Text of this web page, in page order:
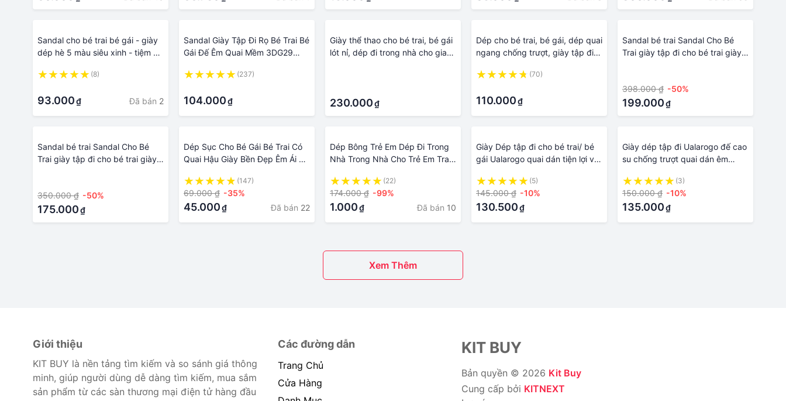
Sandal cho bé trai bé gái - giày
dép hè 5 màu siêu xinh - tiệm đồ
(8)
93.000₫ Đã bán 2
Sandal Giày Tập Đi Rọ Bé Trai Bé
Gái Đế Êm Quai Mềm 3DG29
cm
(237)
104.000₫
Giày thể thao cho bé trai, bé gái
lót nỉ, dép đi trong nhà cho gia
230.000₫
Dép cho bé trai, bé gái, dép quai
ngang chống trượt, giày tập đi
(70)
110.000₫
Sandal bé trai Sandal Cho Bé
Trai giày tập đi cho bé trai giày
quai ngang Dép sandal quai hậu
hè cho bé trai và bé gái chất cao
su mềm êm chân đi học đi chơi
398.000 ₫ -50%
199.000₫
Sandal bé trai Sandal Cho Bé
Trai giày tập đi cho bé trai giày
quai ngang Dép sandal quai hậu
hè cho bé trai và bé gái chất cao
su mềm êm chân đi học đi chơi
350.000 ₫ -50%
175.000₫
Dép Sục Cho Bé Gái Bé Trai Có
Quai Hậu Giày Bền Đẹp Êm Ái Có
(147)
69.000 ₫ -35%
45.000₫ Đã bán 22
Dép Bông Trẻ Em Dép Đi Trong
Nhà Trong Nhà Cho Trẻ Em Trai
Bông Gót Chân Bọc Em Bé Gia
Đình Lông Chống Trượt
(22)
174.000 ₫ -99%
1.000₫ Đã bán 10
Giày Dép tập đi cho bé trai/ bé
gái Ualarogo quai dán tiện lợi vải
nghĩnh
(5)
145.000 ₫ -10%
130.500₫
Giày dép tập đi Ualarogo đế cao
su chống trượt quai dán êm
(3)
150.000 ₫ -10%
135.000₫
Xem Thêm
Giới thiệu
KIT BUY là nền tảng tìm kiếm và so sánh giá thông
minh, giúp người dùng dễ dàng tìm kiếm, mua sắm
sản phẩm từ các sàn thương mại điện tử hàng đầu
Các đường dẫn
Trang Chủ
Cửa Hàng
KIT BUY
Bản quyền © 2026 Kit Buy
Cung cấp bởi KITNEXT